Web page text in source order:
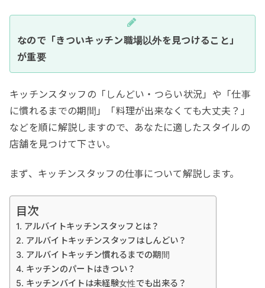
なので「きついキッチン職場以外を見つけること」
が重要
キッチンスタッフの「しんどい・つらい状況」や「仕事
に慣れるまでの期間」「料理が出来なくても大丈夫？」
などを順に解説しますので、あなたに適したスタイルの
店舗を見つけて下さい。
まず、キッチンスタッフの仕事について解説します。
目次
アルバイトキッチンスタッフとは？
アルバイトキッチンスタッフはしんどい？
アルバイトキッチン慣れるまでの期間
キッチンのパートはきつい？
キッチンバイトは未経験女性でも出来る？